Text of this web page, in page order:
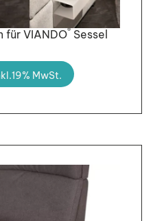
für VIANDO®Sessel
MwSt.